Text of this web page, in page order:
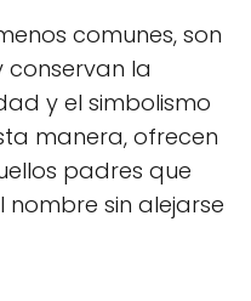
comunes, son
la
y el simbolismo
manera, ofrecen
padres que
sin alejarse